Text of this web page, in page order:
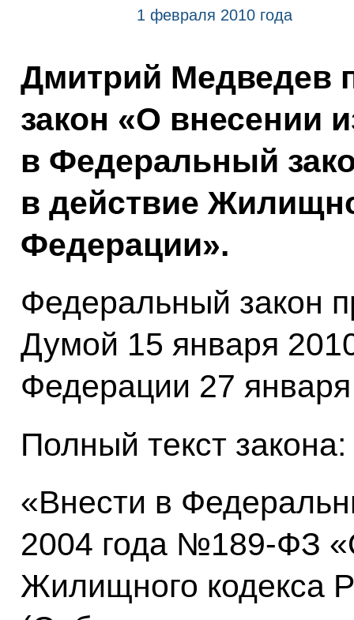
1 февраля 2010 года
Дмитрий Медведев
закон «О внесении
в Федеральный
в действие
Федерации».
Федеральный закон
Думой 15 января
Федерации 27
Полный текст закона:
«Внести в
2004 года №189-ФЗ
Жилищного кодекса